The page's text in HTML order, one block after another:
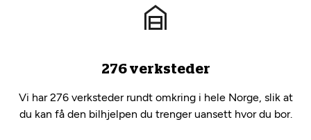
276 verksteder
Vi har 276 verksteder rundt omkring i hele Norge, slik at
du kan få den bilhjelpen du trenger uansett hvor du bor.